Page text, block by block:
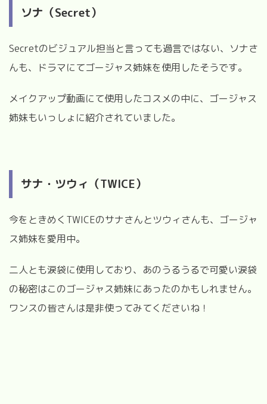
ソナ（Secret）
Secretのビジュアル担当と言っても過言ではない、ソナさ
んも、ドラマにてゴージャス姉妹を使用したそうです。
メイクアップ動画にて使用したコスメの中に、ゴージャス
姉妹もいっしょに紹介されていました。
サナ・ツウィ（TWICE）
今をときめくTWICEのサナさんとツウィさんも、ゴージャ
ス姉妹を愛用中。
二人とも涙袋に使用しており、あのうるうるで可愛い涙袋
の秘密はこのゴージャス姉妹にあったのかもしれません。
ワンスの皆さんは是非使ってみてくださいね！